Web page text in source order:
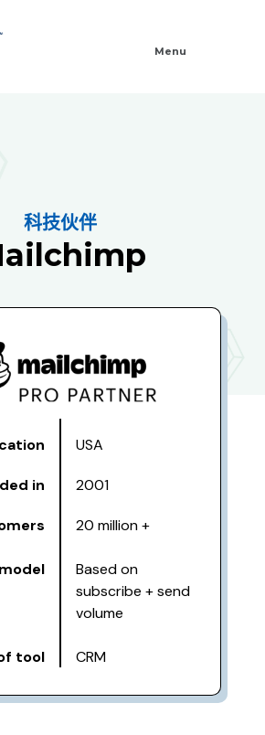
Menu
科技伙伴
in
USA
2001
20 million +
Based on
subscribe + send
volume
tool CRM